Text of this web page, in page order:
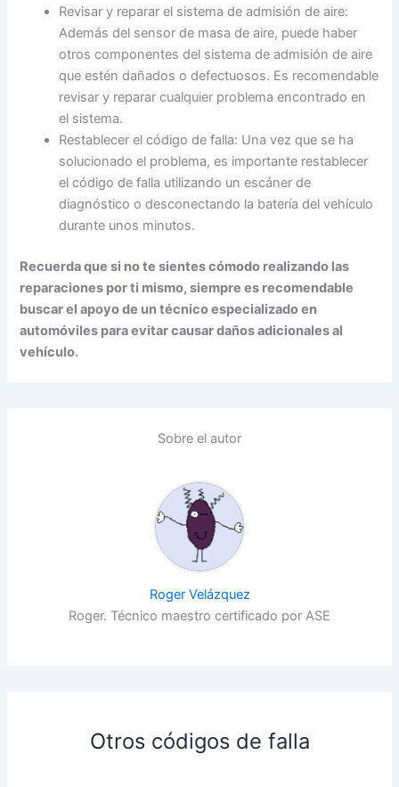
Revisar y reparar el sistema de admisión de aire:
Además del sensor de masa de aire, puede haber
otros componentes del sistema de admisión de aire
que estén dañados o defectuosos. Es recomendable
revisar y reparar cualquier problema encontrado en
el sistema.
Restablecer el código de falla: Una vez que se ha
solucionado el problema, es importante restablecer
el código de falla utilizando un escáner de
diagnóstico o desconectando la batería del vehículo
durante unos minutos.
Recuerda que si no te sientes cómodo realizando las
reparaciones por ti mismo, siempre es recomendable
buscar el apoyo de un técnico especializado en
automóviles para evitar causar daños adicionales al
vehículo.
Sobre el autor
Roger Velázquez
Roger. Técnico maestro certificado por ASE
Otros códigos de falla